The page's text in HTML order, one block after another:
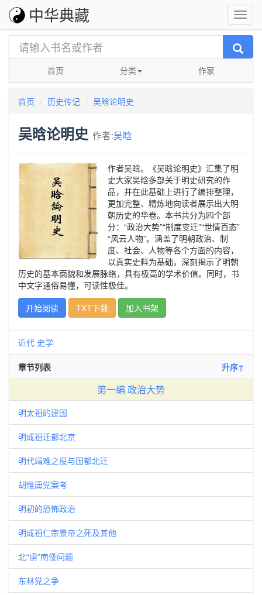
中华典藏
首页 分类 作家
首页 历史传记 吴晗论明史
吴晗论明史 作者:吴晗
作者吴晗。《吴晗论明史》汇集了明
史大家吴晗多部关于明史研究的作
品，并在此基础上进行了编排整理，
更加完整、精炼地向读者展示出大明
朝历史的华卷。本书共分为四个部
分：“政治大势”“制度变迁”“世情百态”
“风云人物”。涵盖了明朝政治、制
度、社会、人物等各个方面的内容，
以真实史料为基础，深刻揭示了明朝
历史的基本面貌和发展脉络，具有极高的学术价值。同时，书
中文字通俗易懂，可读性极佳。
开始阅读
TXT下载 加入书架
近代 史学
章节列表 升序↑
第一编 政治大势
明太祖的建国
明成祖迁都北京
明代靖难之役与国都北迁
胡惟庸党案考
明初的恐怖政治
明成祖仁宗景帝之死及其他
北“虏”南倭问题
东林党之争